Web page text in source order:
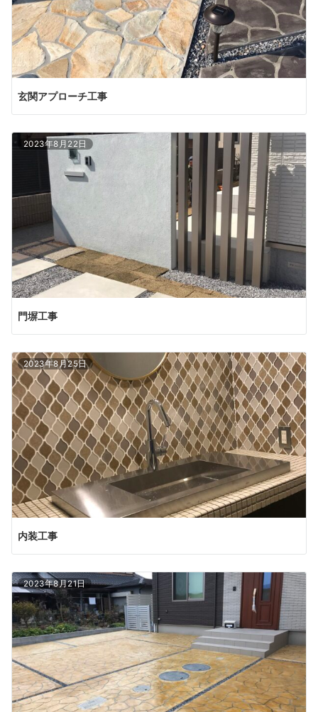
玄関アプローチ工事
2023年8月22日
門塀工事
2023年8月25日
内装工事
2023年8月21日